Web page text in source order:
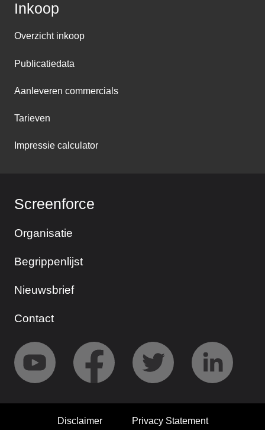
Inkoop
Overzicht inkoop
Publicatiedata
Aanleveren commercials
Tarieven
Impressie calculator
Screenforce
Organisatie
Begrippenlijst
Nieuwsbrief
Contact
Disclaimer Privacy Statement